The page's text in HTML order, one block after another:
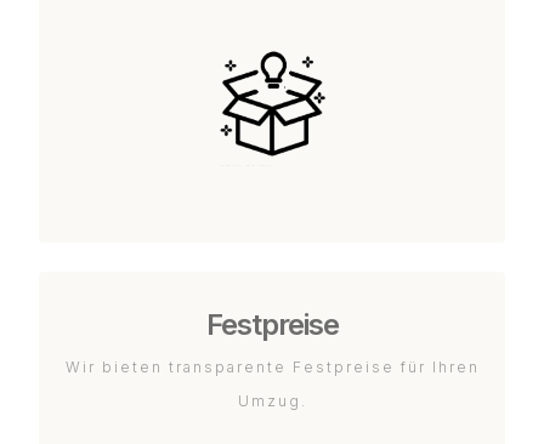
Festpreise
Wir bieten transparente Festpreise für Ihren
Umzug.